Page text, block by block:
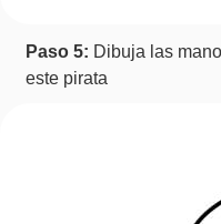
Paso 5: Dibuja las
este pirata